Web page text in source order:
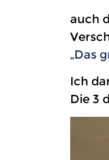
auch
„Das
Ich
Die 3